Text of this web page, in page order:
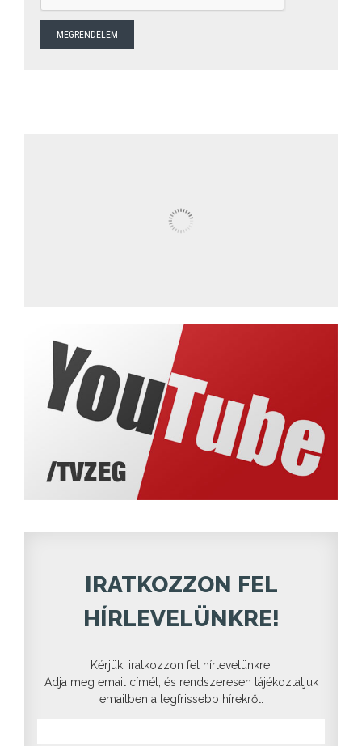
IRATKOZZON FEL
HÍRLEVELÜNKRE!
Kérjük, iratkozzon fel hírlevelünkre.
Adja meg email címét, és rendszeresen tájékoztatjuk
emailben a legfrissebb hírekről.